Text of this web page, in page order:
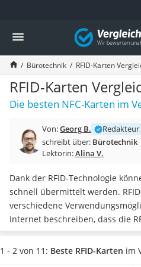
Die beliebtesten Vergleiche nach
Wohnen
Matratzen-Topper
Matratzen
Konferenzlautsprecher
Tageslichtlampe
Badlüfter
Ergonomischer Bürostuhl
Bürohocker
Außenleuchte mit Kamera
Akku-Tischlampe
Konferenzmikrofon
Klappmatratze
Duschkopf mit Kalkfilter
Aktenvernichter Sicherheitsstufe 4
Bettgitter
Vergleich
Bürotechnik RFID-Karten
RFID-Karten
Die besten NFC-Karten im
Von:Georg B.
Redakteur
schreibt über: Bürotechnik
Lektorin:Alina V.
Dank der RFID-Technologie
schnell übermittelt werden.
verschiedene
Internet beschreiben, dass die
zur Identifikation und für
werden. Um Ihre Karten und
1 - 2 von 11: Beste RFID-Karten im